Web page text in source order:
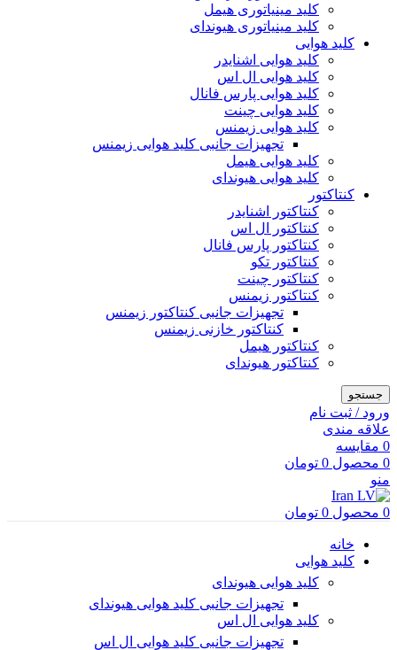
کلید مینیاتوری هیمل
کلید مینیاتوری هیوندای
کلید هوایی
کلید هوایی اشنایدر
کلید هوایی ال اس
کلید هوایی پارس فانال
کلید هوایی چینت
کلید هوایی زیمنس
تجهیزات جانبی کلید هوایی زیمنس
کلید هوایی هیمل
کلید هوایی هیوندای
کنتاکتور
کنتاکتور اشنایدر
کنتاکتور ال اس
کنتاکتور پارس فانال
کنتاکتور تکو
کنتاکتور چینت
کنتاکتور زیمنس
تجهیزات جانبی کنتاکتور زیمنس
کنتاکتور خازنی زیمنس
کنتاکتور هیمل
کنتاکتور هیوندای
جستجو
ورود / ثبت نام
علاقه مندی
0 مقایسه
0 محصول 0 تومان
منو
0 محصول 0 تومان
خانه
کلید هوایی
کلید هوایی هیوندای
تجهیزات جانبی کلید هوایی هیوندای
کلید هوایی ال اس
تجهیزات جانبی کلید هوایی ال اس